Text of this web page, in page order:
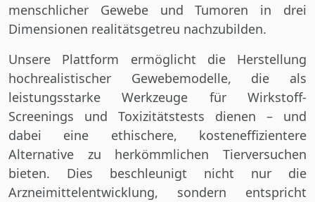
menschlicher Gewebe und Tumoren in drei
Dimensionen realitätsgetreu nachzubilden.
Unsere Plattform ermöglicht die Herstellung
hochrealistischer Gewebemodelle, die als
leistungsstarke Werkzeuge für Wirkstoff-
Screenings und Toxizitätstests dienen – und
dabei eine ethischere, kosteneffizientere
Alternative zu herkömmlichen Tierversuchen
bieten. Dies beschleunigt nicht nur die
Arzneimittelentwicklung, sondern entspricht